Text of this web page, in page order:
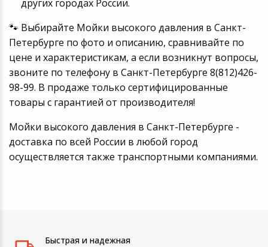
других городах России.
🐾 Выбирайте Мойки высокого давления в Санкт-
Петербурге по фото и описанию, сравнивайте по
цене и характеристикам, а если возникнут вопросы,
звоните по телефону в Санкт-Петербурге 8(812)426-
98-99. В продаже только сертифицированные
товары с гарантией от производителя!
Мойки высокого давления в Санкт-Петербурге -
доставка по всей России в любой город
осуществляется также транспортными компаниями.
Быстрая и надежная